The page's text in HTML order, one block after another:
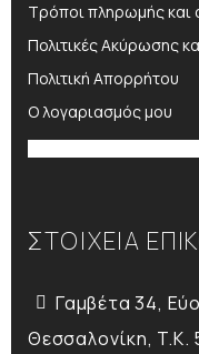
Τρόποι πληρωμής και
Πολιτικές Ακύρωσης
Πολιτική Απορρήτου
Ο λογαριασμός μου
ΣΤΟΙΧΕΙΑ
Γαμβέτα 34,
Θεσσαλονίκη, T.K.